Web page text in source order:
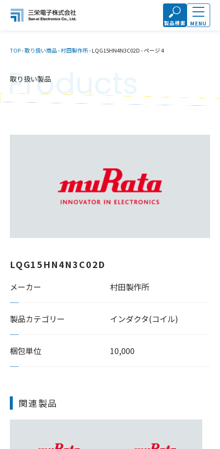
製品検索 MENU
TOP-取り扱い商品-村田製作所-LQG15HN4N3C02D-ページ 4
取り扱い製品
Products
LQG15HN4N3C02D
メーカー 村田製作所
製品カテゴリー インダクタ(コイル)
梱包単位 10,000
関連製品